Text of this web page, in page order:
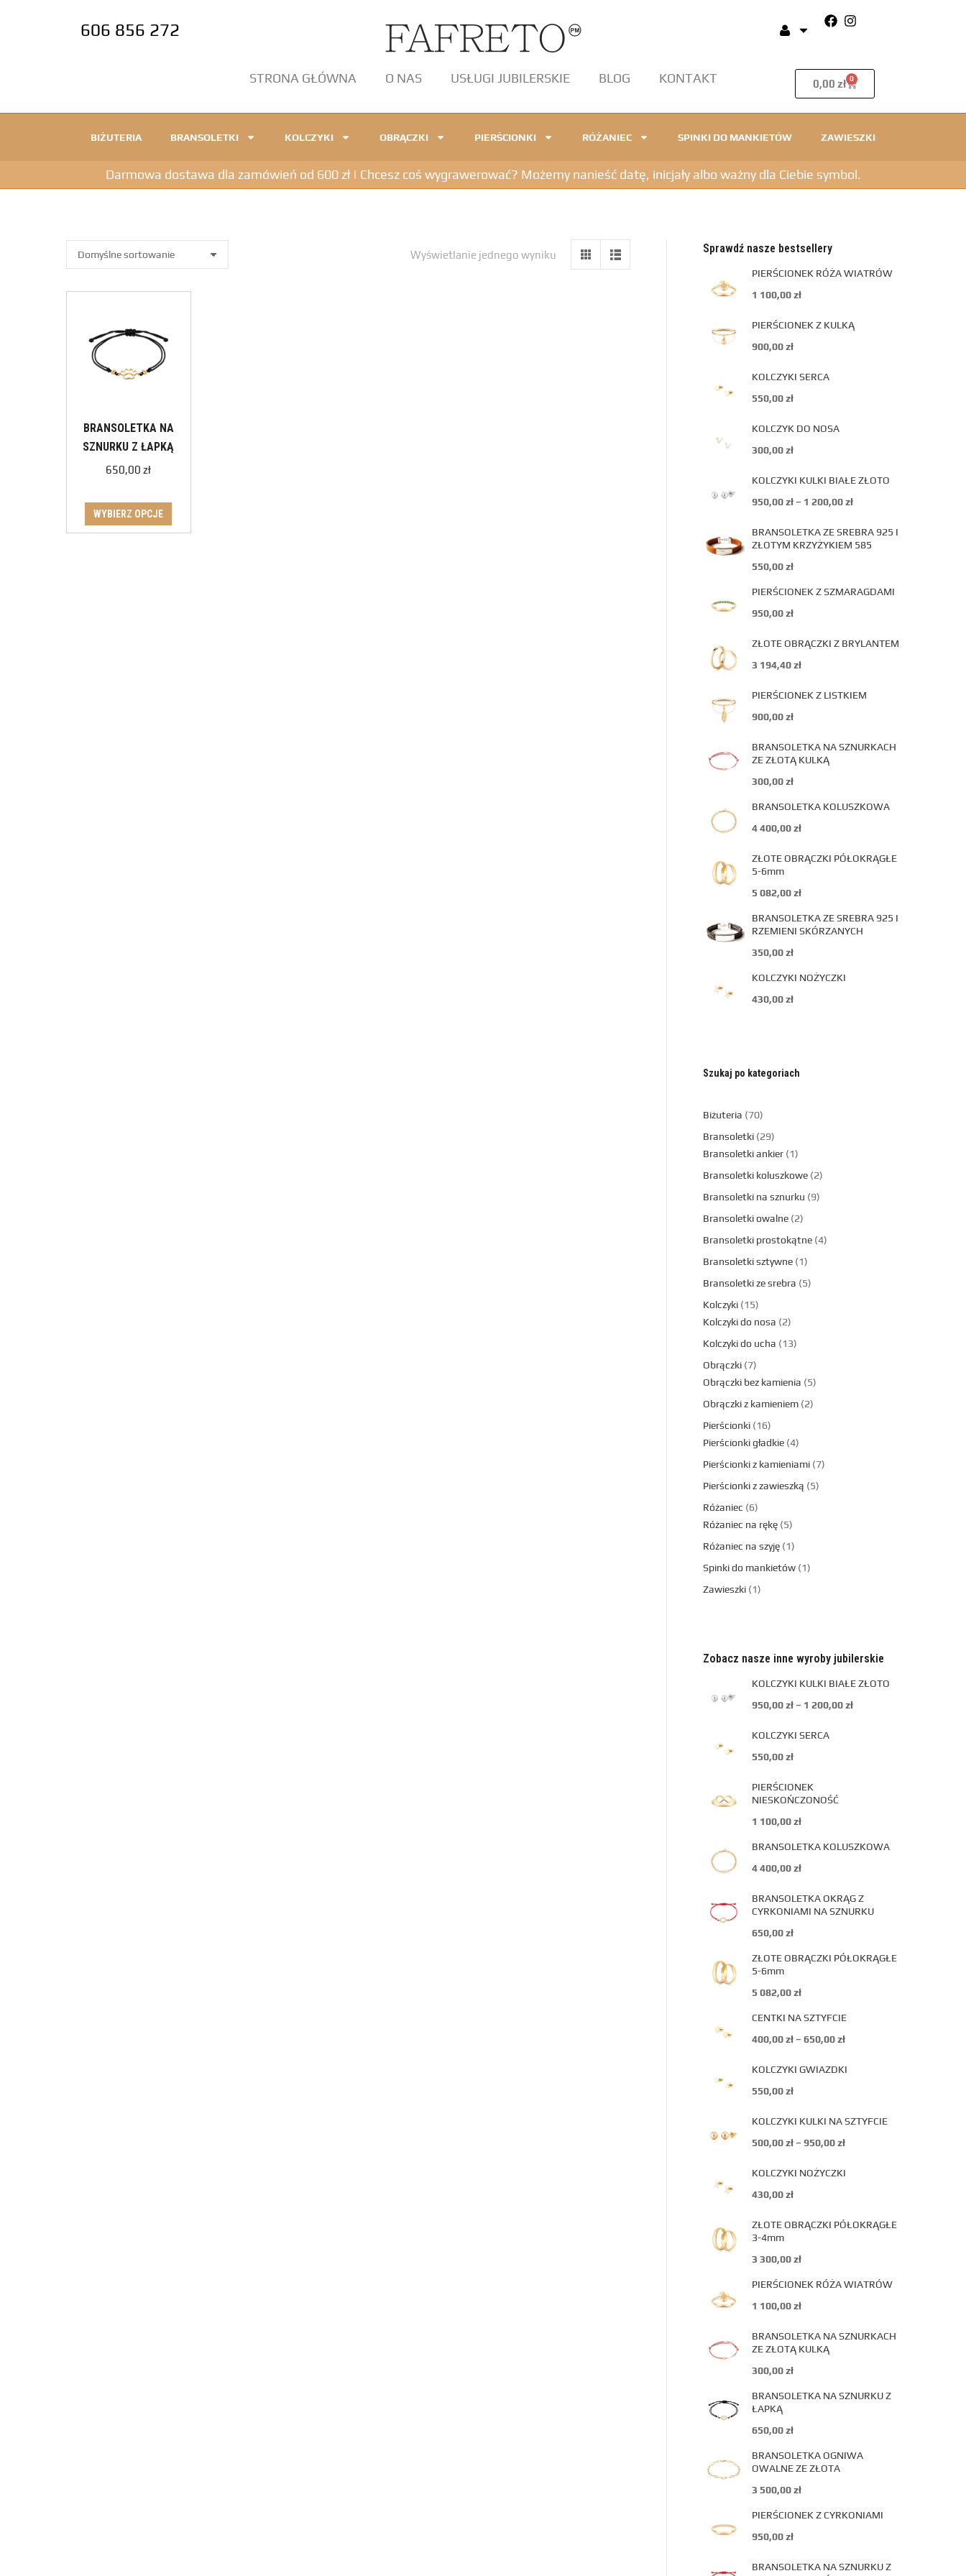
606 856 272
STRONA GŁÓWNA O NAS USŁUGI JUBILERSKIE BLOG KONTAKT 0,00 zł 0
BIŻUTERIA BRANSOLETKI KOLCZYKI OBRĄCZKI PIERŚCIONKI RÓŻANIEC SPINKI DO MANKIETÓW ZAWIESZKI
Darmowa dostawa dla zamówień od 600 zł | Chcesz coś wygrawerować? Możemy nanieść datę, inicjały albo ważny dla Ciebie symbol.
Wyświetlanie jednego wyniku
BRANSOLETKA NA
SZNURKU Z ŁAPKĄ
650,00zł
WYBIERZ OPCJE
Sprawdź nasze bestsellery
PIERŚCIONEK RÓŻA WIATRÓW
1 100,00zł
PIERŚCIONEK Z KULKĄ
900,00zł
KOLCZYKI SERCA
550,00zł
KOLCZYK DO NOSA
300,00zł
KOLCZYKI KULKI BIAŁE ZŁOTO
950,00zł – 1 200,00zł
BRANSOLETKA ZE SREBRA 925 I
ZŁOTYM KRZYŻYKIEM 585
550,00zł
PIERŚCIONEK Z SZMARAGDAMI
950,00zł
ZŁOTE OBRĄCZKI Z BRYLANTEM
3 194,40zł
PIERŚCIONEK Z LISTKIEM
900,00zł
BRANSOLETKA NA SZNURKACH
ZE ZŁOTĄ KULKĄ
300,00zł
BRANSOLETKA KOLUSZKOWA
4 400,00zł
ZŁOTE OBRĄCZKI PÓŁOKRĄGŁE
5-6mm
5 082,00zł
BRANSOLETKA ZE SREBRA 925 I
RZEMIENI SKÓRZANYCH
350,00zł
KOLCZYKI NOŻYCZKI
430,00zł
Szukaj po kategoriach
Biżuteria
70
Bransoletki 29
Bransoletki ankier 1
Bransoletki koluszkowe 2
Bransoletki na sznurku
9
Bransoletki owalne 2
Bransoletki prostokątne 4
Bransoletki sztywne 1
Bransoletki ze srebra
5
Kolczyki 15
Kolczyki do nosa
2
Kolczyki do ucha
13
Obrączki 7
Obrączki bez kamienia
5
Obrączki z kamieniem 2
Pierścionki 16
Pierścionki gładkie 4
Pierścionki z kamieniami 7
Pierścionki z zawieszką
5
Różaniec
6
Różaniec na rękę 5
Różaniec na szyję 1
Spinki do mankietów 1
Zawieszki 1
Zobacz nasze inne wyroby jubilerskie
KOLCZYKI KULKI BIAŁE ZŁOTO
950,00zł – 1 200,00zł
KOLCZYKI SERCA
550,00zł
PIERŚCIONEK
NIESKOŃCZONOŚĆ
1 100,00zł
BRANSOLETKA KOLUSZKOWA
4 400,00zł
BRANSOLETKA OKRĄG Z
CYRKONIAMI NA SZNURKU
650,00zł
ZŁOTE OBRĄCZKI PÓŁOKRĄGŁE
5-6mm
5 082,00zł
CENTKI NA SZTYFCIE
400,00zł – 650,00zł
KOLCZYKI GWIAZDKI
550,00zł
KOLCZYKI KULKI NA SZTYFCIE
500,00zł – 950,00zł
KOLCZYKI NOŻYCZKI
430,00zł
ZŁOTE OBRĄCZKI PÓŁOKRĄGŁE
3-4mm
3 300,00zł
PIERŚCIONEK RÓŻA WIATRÓW
1 100,00zł
BRANSOLETKA NA SZNURKACH
ZE ZŁOTĄ KULKĄ
300,00zł
BRANSOLETKA NA SZNURKU Z
ŁAPKĄ
650,00zł
BRANSOLETKA OGNIWA
OWALNE ZE ZŁOTA
3 500,00zł
PIERŚCIONEK Z CYRKONIAMI
950,00zł
BRANSOLETKA NA SZNURKU Z